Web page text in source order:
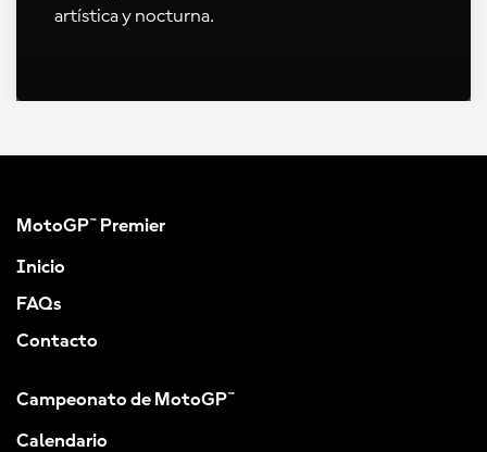
artística y nocturna.
MotoGP™ Premier
Inicio
FAQs
Contacto
Campeonato de MotoGP™
Calendario